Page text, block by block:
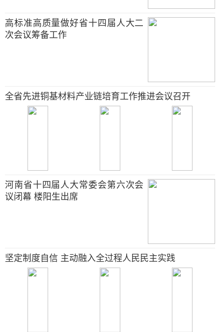
高标准高质量做好省十四届人大二
次会议筹备工作
全省先进铜基材料产业链培育工作推进会议召开
河南省十四届人大常委会第六次会
议闭幕 楼阳生出席
坚定制度自信 主动融入全过程人民民主实践